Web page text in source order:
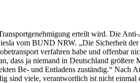
erteilt wird. Die
vom BUND NRW. „Die Sicherheit
verfahren habe und
dass ja niemand in Deutschland
Be- und Entladens zuständig.“
sind viele, verantwortlich ist nicht einmal